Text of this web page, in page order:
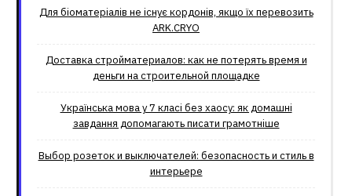
Для біоматеріалів не існує кордонів, якщо їх перевозить
ARK.CRYO
Доставка стройматериалов: как не потерять время и
деньги на строительной площадке
Українська мова у 7 класі без хаосу: як домашні
завдання допомагають писати грамотніше
Выбор розеток и выключателей: безопасность и стиль в
интерьере